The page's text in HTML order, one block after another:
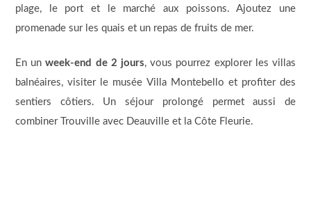
plage, le port et le marché aux poissons. Ajoutez une
promenade sur les quais et un repas de fruits de mer.
En unweek-end de 2 jours, vous pourrez explorer les villas
balnéaires, visiter le musée Villa Montebello et profiter des
sentiers côtiers. Un séjour prolongé permet aussi de
combiner Trouville avec Deauville et la Côte Fleurie.